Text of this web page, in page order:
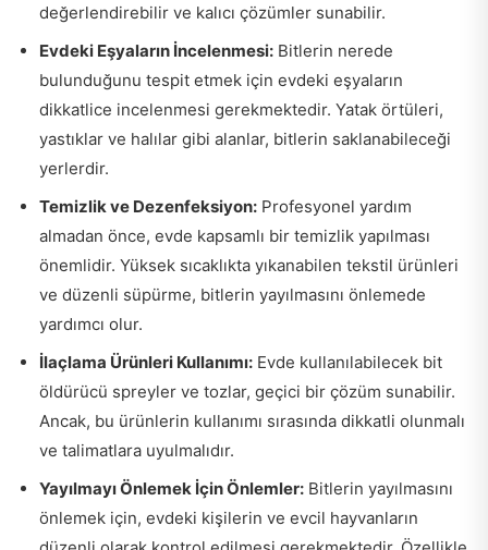
değerlendirebilir ve kalıcı çözümler sunabilir.
Evdeki Eşyaların İncelenmesi: Bitlerin nerede
bulunduğunu tespit etmek için evdeki eşyaların
dikkatlice incelenmesi gerekmektedir. Yatak örtüleri,
yastıklar ve halılar gibi alanlar, bitlerin saklanabileceği
yerlerdir.
Temizlik ve Dezenfeksiyon: Profesyonel yardım
almadan önce, evde kapsamlı bir temizlik yapılması
önemlidir. Yüksek sıcaklıkta yıkanabilen tekstil ürünleri
ve düzenli süpürme, bitlerin yayılmasını önlemede
yardımcı olur.
İlaçlama Ürünleri Kullanımı: Evde kullanılabilecek bit
öldürücü spreyler ve tozlar, geçici bir çözüm sunabilir.
Ancak, bu ürünlerin kullanımı sırasında dikkatli olunmalı
ve talimatlara uyulmalıdır.
Yayılmayı Önlemek İçin Önlemler: Bitlerin yayılmasını
önlemek için, evdeki kişilerin ve evcil hayvanların